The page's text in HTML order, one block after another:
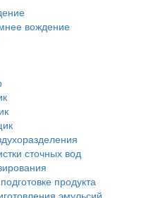
вождение
сточных вод
продукта
эмульсий